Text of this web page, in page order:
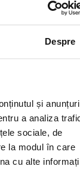
Despre
și
a analiza
sociale, de
la modul în care
cu alte